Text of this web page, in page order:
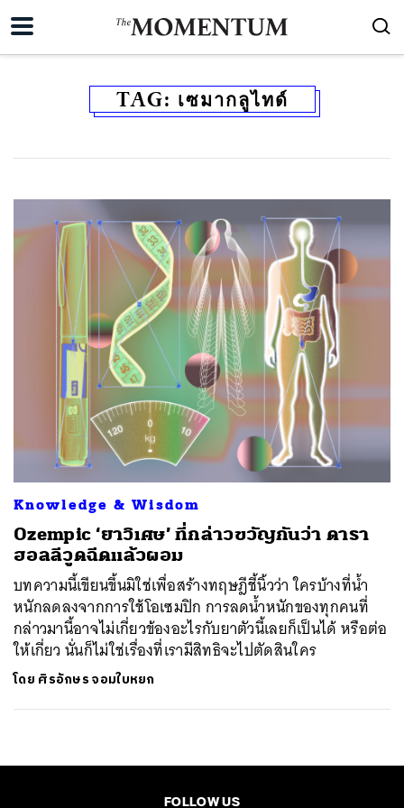
TAG: เซมากลูไทด์
Knowledge & Wisdom
Ozempic ‘ยาวิเศษ’ ที่กล่าวขวัญกันว่า ดารา
ฮอลลีวูดฉีดแล้วผอม
บทความนี้เขียนขึ้นมิใช่เพื่อสร้างทฤษฎีชี้นิ้วว่า ใครบ้างที่น้ำ
หนักลดลงจากการใช้โอเซมปิก การลดน้ำหนักของทุกคนที่
กล่าวมานี้อาจไม่เกี่ยวข้องอะไรกับยาตัวนี้เลยก็เป็นได้ หรือต่อ
ให้เกี่ยว นั่นก็ไม่ใช่เรื่องที่เรามีสิทธิจะไปตัดสินใคร
โดย ศิรอักษร จอมใบหยก
FOLLOW US
ค้นหา
SHARE LINE